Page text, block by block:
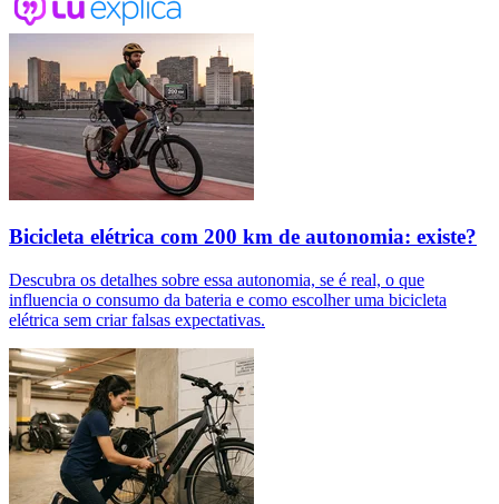
Bicicleta elétrica com 200 km de autonomia: existe?
Descubra os detalhes sobre essa autonomia, se é real, o que
influencia o consumo da bateria e como escolher uma bicicleta
elétrica sem criar falsas expectativas.